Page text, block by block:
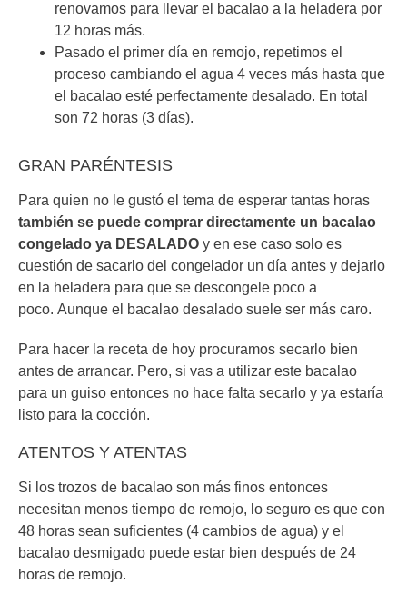
renovamos para llevar el bacalao a la heladera por
12 horas más.
Pasado el primer día en remojo, repetimos el
proceso cambiando el agua 4 veces más hasta que
el bacalao esté perfectamente desalado. En total
son 72 horas (3 días).
GRAN PARÉNTESIS
Para quien no le gustó el tema de esperar tantas horas
también se puede comprar directamente un bacalao
congelado ya DESALADO y en ese caso solo es
cuestión de sacarlo del congelador un día antes y dejarlo
en la heladera para que se descongele poco a
poco. Aunque el bacalao desalado suele ser más caro.
Para hacer la receta de hoy procuramos secarlo bien
antes de arrancar. Pero, si vas a utilizar este bacalao
para un guiso entonces no hace falta secarlo y ya estaría
listo para la cocción.
ATENTOS Y ATENTAS
Si los trozos de bacalao son más finos entonces
necesitan menos tiempo de remojo, lo seguro es que con
48 horas sean suficientes (4 cambios de agua) y el
bacalao desmigado puede estar bien después de 24
horas de remojo.